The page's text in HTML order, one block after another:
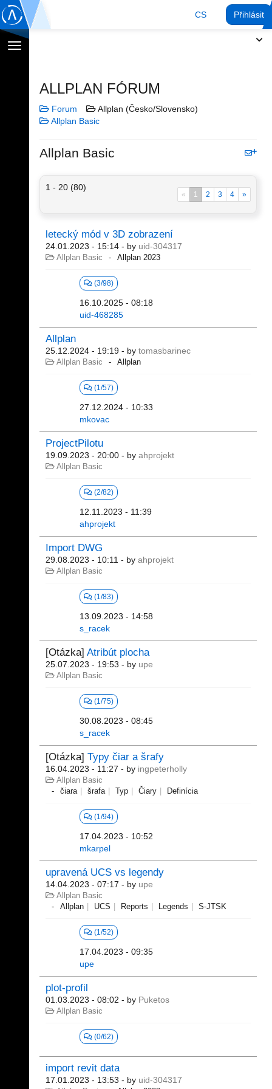
CS Přihlásit
Přepnout
ALLPLAN FÓRUM
Forum
Allplan (Česko/Slovensko)
Allplan Basic
Allplan Basic
1 - 20 (80)
« 1 2 3 4 »
letecký mód v 3D zobrazení
24.01.2023 - 15:14 - by uid-304317
Allplan Basic Allplan 2023
(3/98)
16.10.2025 - 08:18
uid-468285
Allplan
25.12.2024 - 19:19 - by tomasbarinec
Allplan Basic Allplan
(1/57)
27.12.2024 - 10:33
mkovac
ProjectPilotu
19.09.2023 - 20:00 - by ahprojekt
Allplan Basic
(2/82)
12.11.2023 - 11:39
ahprojekt
Import DWG
29.08.2023 - 10:11 - by ahprojekt
Allplan Basic
(1/83)
13.09.2023 - 14:58
s_racek
[Otázka] Atribút plocha
25.07.2023 - 19:53 - by upe
Allplan Basic
(1/75)
30.08.2023 - 08:45
s_racek
[Otázka] Typy čiar a šrafy
16.04.2023 - 11:27 - by ingpeterholly
Allplan Basic
čiara
šrafa Typ Čiary Definícia
(1/94)
17.04.2023 - 10:52
mkarpel
upravená UCS vs legendy
14.04.2023 - 07:17 - by upe
Allplan Basic
Allplan
UCS Reports Legends S-JTSK
(1/52)
17.04.2023 - 09:35
upe
plot-profil
01.03.2023 - 08:02 - by Puketos
Allplan Basic
(0/62)
import revit data
17.01.2023 - 13:53 - by uid-304317